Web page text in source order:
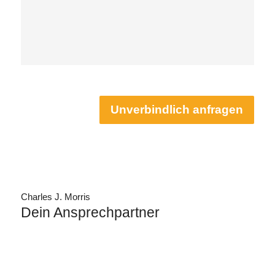
Unverbindlich anfragen
Charles J. Morris
Dein Ansprechpartner